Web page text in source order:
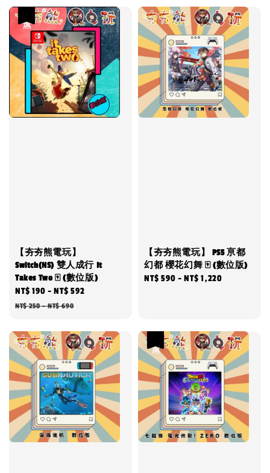
【夯夯熊電玩】
Switch(NS) 雙人成行 It
Takes Two 🀄 (數位版)
Sale
price
NT$ 190 -NT$ 592
NT$ 250-NT$ 690
【夯夯熊電玩】 PS5 亰都
幻都 櫻花幻舞 🀄 (數位版)
Regular
NT$ 590 -NT$ 1,220